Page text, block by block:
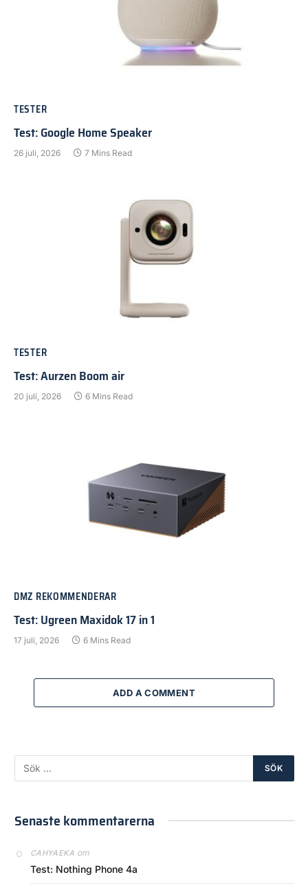
TESTER
Test: Google Home Speaker
26 juli, 2026 7 Mins Read
TESTER
Test: Aurzen Boom air
20 juli, 2026 6 Mins Read
DMZ REKOMMENDERAR
Test: Ugreen Maxidok 17 in 1
17 juli, 2026 6 Mins Read
ADD A COMMENT
Senaste kommentarerna
CAHYAEKA om
Test: Nothing Phone 4a